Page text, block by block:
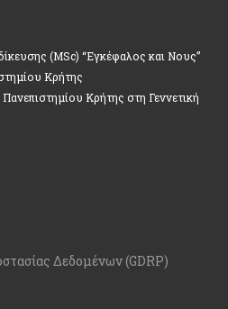
(MSc) “Εγκέφαλος και Νους”
Κρήτης
Κρήτης στη Γεννετική
Δεδομένων (GDRP)